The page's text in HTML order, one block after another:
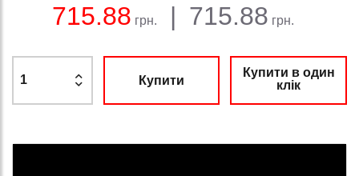
715.88 грн. | 715.88 грн.
Купити
Купити в один
клік